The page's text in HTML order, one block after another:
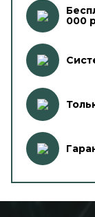
000